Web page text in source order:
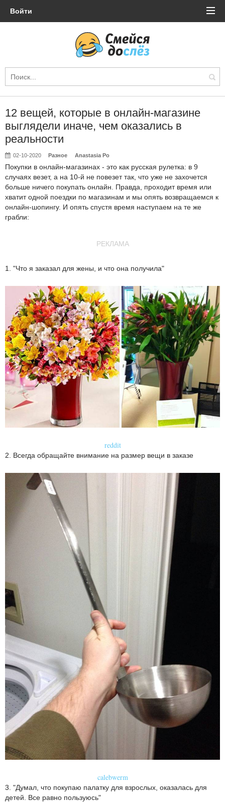
Войти
12 вещей, которые в онлайн-магазине
выглядели иначе, чем оказались в
реальности
02-10-2020 Разное Anastasia Po
Покупки в онлайн-магазинах - это как русская рулетка: в 9
случаях везет, а на 10-й не повезет так, что уже не захочется
больше ничего покупать онлайн. Правда, проходит время или
хватит одной поездки по магазинам и мы опять возвращаемся к
онлайн-шопингу. И опять спустя время наступаем на те же
грабли:
РЕКЛАМА
1. "Что я заказал для жены, и что она получила"
reddit
2. Всегда обращайте внимание на размер вещи в заказе
calebwerm
3. "Думал, что покупаю палатку для взрослых, оказалась для
детей. Все равно пользуюсь"